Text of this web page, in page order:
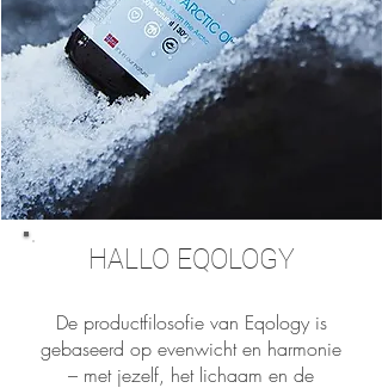
HALLO EQOLOGY
De productfilosofie van Eqology is
gebaseerd op evenwicht en harmonie
– met jezelf, het lichaam en de